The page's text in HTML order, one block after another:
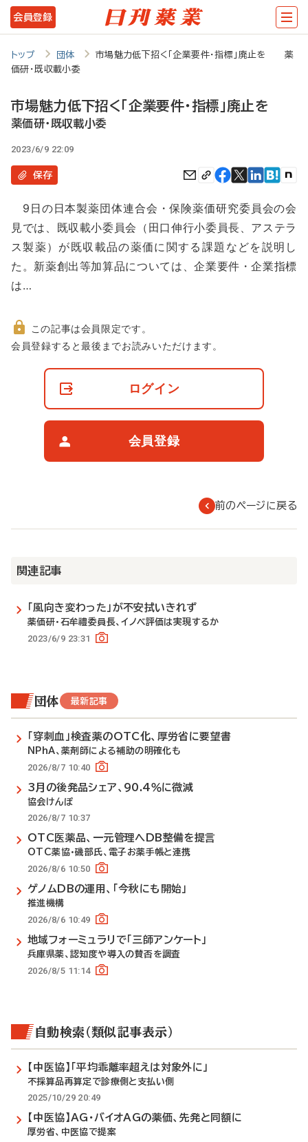
メ
イ
ン
テ
ツ
に
動
会員登録
トップ 団体
市場魅力低下招く「企業要件・指標」廃止を 薬
価研・既収載小委
市場魅力低下招く「企業要件・指標」廃止を
薬価研・既収載小委
2023/6/9 22:09
保存
9日の日本製薬団体連合会・保険薬価研究委員会の会
見では、既収載小委員会（田口伸行小委員長、アステラ
ス製薬）が既収載品の薬価に関する課題などを説明し
た。新薬創出等加算品については、企業要件・企業指標
は…
非
この記事は会員限定です。
会員登録すると最後までお読みいただけます。
ログイン
会員登録
前のページに戻る
関連記事
「風向き変わった」が不安拭いきれず
薬価研・石牟禮委員長、イノベ評価は実現するか
2023/6/9 23:31
団体 最新記事
「穿刺血」検査薬のOTC化、厚労省に要望書
NPhA、薬剤師による補助の明確化も
2026/8/7 10:40
3月の後発品シェア、90.4％に微減
協会けんぽ
2026/8/7 10:37
OTC医薬品、一元管理へDB整備を提言
OTC薬協・磯部氏、電子お薬手帳と連携
2026/8/6 10:50
ゲノムDBの運用、「今秋にも開始」
推進機構
2026/8/6 10:49
地域フォーミュラリで「三師アンケート」
兵庫県薬、認知度や導入の賛否を調査
2026/8/5 11:14
自動検索（類似記事表示）
【中医協】「平均乖離率超えは対象外に」
不採算品再算定で診療側と支払い側
2025/10/29 20:49
【中医協】AG・バイオAGの薬価、先発と同額に
厚労省、中医協で提案